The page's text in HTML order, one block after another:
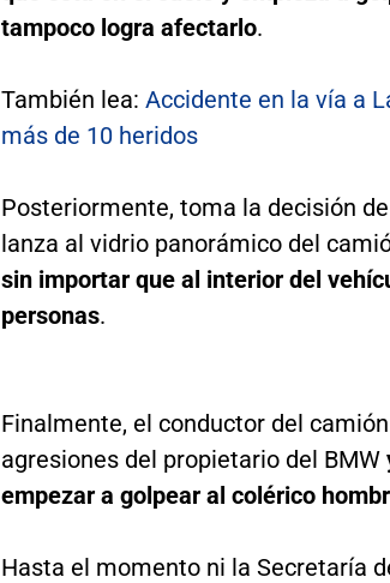
tampoco logra afectarlo.
También lea: Accidente en la vía a
más de 10 heridos
Posteriormente, toma la decisión
lanza al vidrio panorámico del
sin importar que al interior del
personas.
Finalmente, el conductor del
agresiones del propietario del BMW
empezar a golpear al colérico
Hasta el momento ni la Secretaría